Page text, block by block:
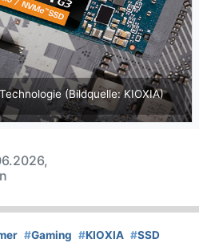
(Bildquelle: KIOXIA)
#Gaming #KIOXIA #SSD